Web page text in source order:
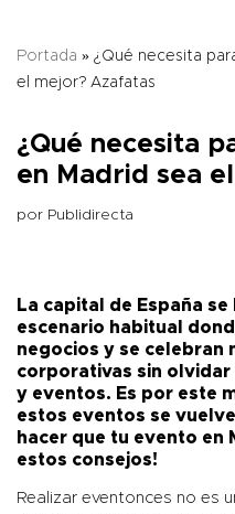
Portada » ¿Qué necesita
el mejor? Azafatas
¿Qué necesita
en Madrid sea
por Publidirecta
La capital de España
escenario habitual
negocios y se celebran
corporativas sin olvidar
y eventos. Es por este
estos eventos se
hacer que tu evento en
estos consejos!
Realizar eventonces no es